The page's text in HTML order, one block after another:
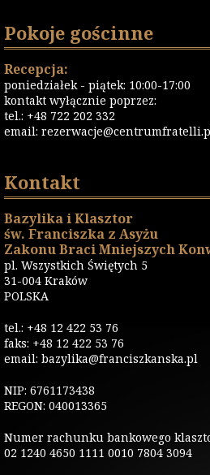
Pokoje gościnne
Recepcja:
poniedziałek - piątek: 10:00-17:00
kontakt wyłącznie poprzez:
tel.: +48 722 202 332
email:
Kontakt
Bazylika i Klasztor
św. Franciszka z Asyżu
Zakonu Braci Mniejszych
pl. Wszystkich Świętych 5
31-004 Kraków
POLSKA
tel.: +48 12 422 53 76
faks: +48 12 422 53 76
email: bazylika@franciszkanska.pl
NIP: 6761173438
REGON: 040013365
Numer rachunku bankowego
02 1240 4650 1111 0010 7804 3094